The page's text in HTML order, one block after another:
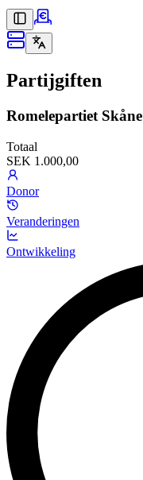
Partijgiften
Romelepartiet Skåne
Totaal
SEK 1.000,00
Donor
Veranderingen
Ontwikkeling